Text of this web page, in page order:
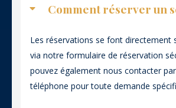
Comment réserver un
Les réservations se font directement
via notre formulaire de réservation
pouvez également nous contacter
téléphone pour toute demande